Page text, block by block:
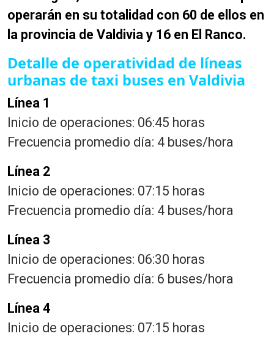
operarán en su totalidad con 60 de ellos en
la provincia de Valdivia y 16 en El Ranco.
Detalle de operatividad de líneas
urbanas de taxi buses en Valdivia
Línea 1
Inicio de operaciones: 06:45 horas
Frecuencia promedio día: 4 buses/hora
Línea 2
Inicio de operaciones: 07:15 horas
Frecuencia promedio día: 4 buses/hora
Línea 3
Inicio de operaciones: 06:30 horas
Frecuencia promedio día: 6 buses/hora
Línea 4
Inicio de operaciones: 07:15 horas